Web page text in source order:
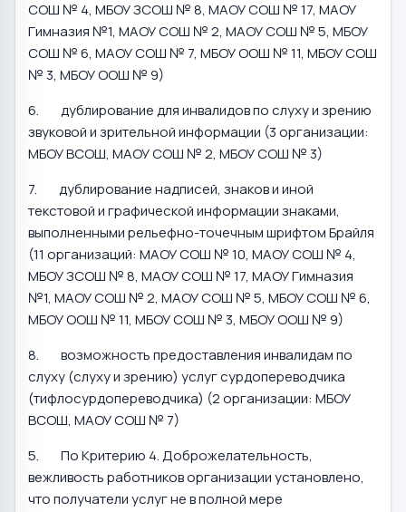
СОШ № 4, МБОУ ЗСОШ № 8, МАОУ СОШ № 17, МАОУ
Гимназия №1, МАОУ СОШ № 2, МАОУ СОШ № 5, МБОУ
СОШ № 6, МАОУ СОШ № 7, МБОУ ООШ № 11, МБОУ СОШ
№ 3, МБОУ ООШ № 9)
6. дублирование для инвалидов по слуху и зрению
звуковой и зрительной информации (3 организации:
МБОУ ВСОШ, МАОУ СОШ № 2, МБОУ СОШ № 3)
7. дублирование надписей, знаков и иной
текстовой и графической информации знаками,
выполненными рельефно-точечным шрифтом Брайля
(11 организаций: МАОУ СОШ № 10, МАОУ СОШ № 4,
МБОУ ЗСОШ № 8, МАОУ СОШ № 17, МАОУ Гимназия
№1, МАОУ СОШ № 2, МАОУ СОШ № 5, МБОУ СОШ № 6,
МБОУ ООШ № 11, МБОУ СОШ № 3, МБОУ ООШ № 9)
8. возможность предоставления инвалидам по
слуху (слуху и зрению) услуг сурдопереводчика
(тифлосурдопереводчика) (2 организации: МБОУ
ВСОШ, МАОУ СОШ № 7)
5. По Критерию 4. Доброжелательность,
вежливость работников организации установлено,
что получатели услуг не в полной мере